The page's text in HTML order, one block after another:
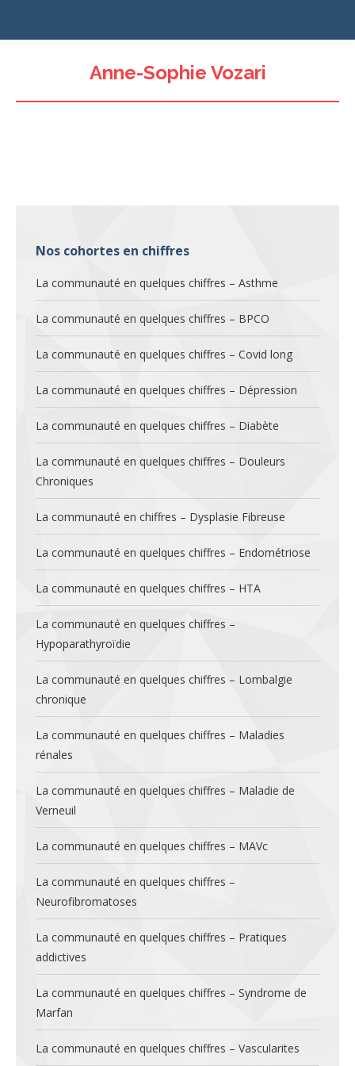
Anne-Sophie Vozari
Nos cohortes en chiffres
La communauté en quelques chiffres – Asthme
La communauté en quelques chiffres – BPCO
La communauté en quelques chiffres – Covid long
La communauté en quelques chiffres – Dépression
La communauté en quelques chiffres – Diabète
La communauté en quelques chiffres – Douleurs
Chroniques
La communauté en chiffres – Dysplasie Fibreuse
La communauté en quelques chiffres – Endométriose
La communauté en quelques chiffres – HTA
La communauté en quelques chiffres –
Hypoparathyroïdie
La communauté en quelques chiffres – Lombalgie
chronique
La communauté en quelques chiffres – Maladies
rénales
La communauté en quelques chiffres – Maladie de
Verneuil
La communauté en quelques chiffres – MAVc
La communauté en quelques chiffres –
Neurofibromatoses
La communauté en quelques chiffres – Pratiques
addictives
La communauté en quelques chiffres – Syndrome de
Marfan
La communauté en quelques chiffres – Vascularites